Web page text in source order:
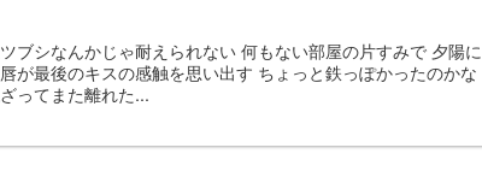
ブシなんかじゃ耐えられない 何もない部屋の片すみで 夕陽に
が最後のキスの感触を思い出す ちょっと鉄っぽかったのかな
ってまた離れた...